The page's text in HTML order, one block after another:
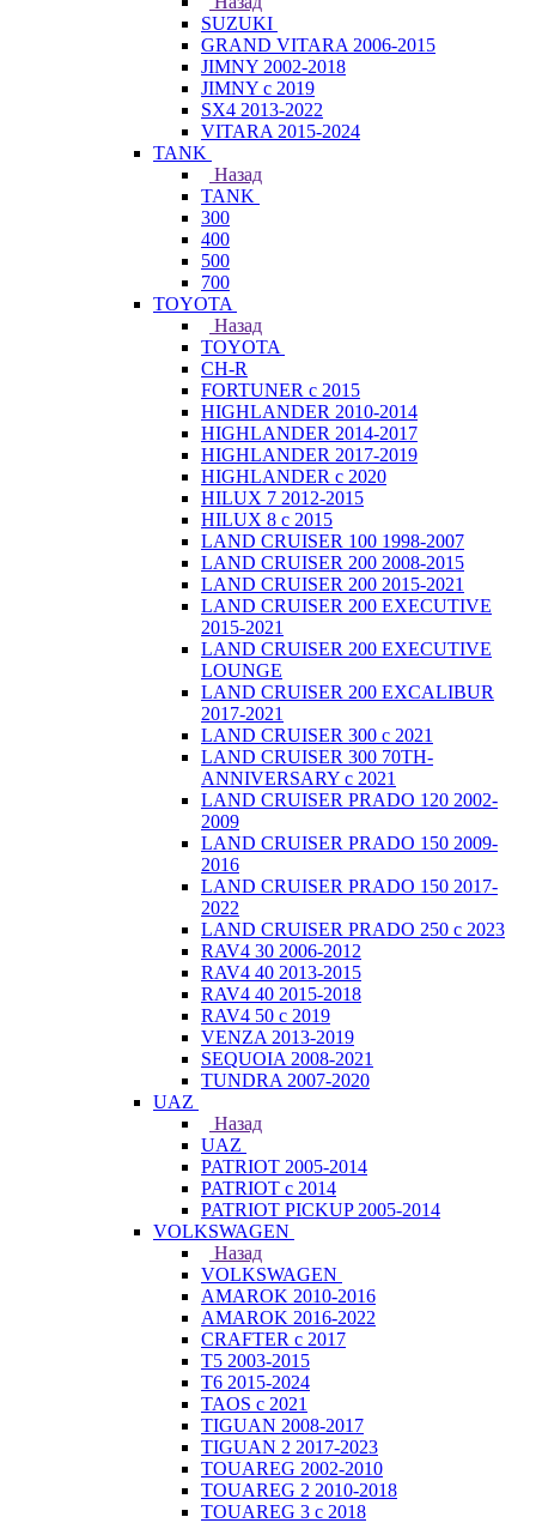
SUZUKI
GRAND VITARA 2006-2015
JIMNY 2002-2018
JIMNY с 2019
SX4 2013-2022
VITARA 2015-2024
TANK
Назад
TANK
300
400
500
700
TOYOTA
Назад
TOYOTA
CH-R
FORTUNER с 2015
HIGHLANDER 2010-2014
HIGHLANDER 2014-2017
HIGHLANDER 2017-2019
HIGHLANDER с 2020
HILUX 7 2012-2015
HILUX 8 с 2015
LAND CRUISER 100 1998-2007
LAND CRUISER 200 2008-2015
LAND CRUISER 200 2015-2021
LAND CRUISER 200 EXECUTIVE
2015-2021
LAND CRUISER 200 EXECUTIVE
LOUNGE
LAND CRUISER 200 EXCALIBUR
2017-2021
LAND CRUISER 300 с 2021
LAND CRUISER 300 70TH-
ANNIVERSARY с 2021
LAND CRUISER PRADO 120 2002-
2009
LAND CRUISER PRADO 150 2009-
2016
LAND CRUISER PRADO 150 2017-
2022
LAND CRUISER PRADO 250 с 2023
RAV4 30 2006-2012
RAV4 40 2013-2015
RAV4 40 2015-2018
RAV4 50 с 2019
VENZA 2013-2019
SEQUOIA 2008-2021
TUNDRA 2007-2020
UAZ
Назад
UAZ
PATRIOT 2005-2014
PATRIOT с 2014
PATRIOT PICKUP 2005-2014
VOLKSWAGEN
Назад
VOLKSWAGEN
AMAROK 2010-2016
AMAROK 2016-2022
CRAFTER с 2017
T5 2003-2015
T6 2015-2024
TAOS с 2021
TIGUAN 2008-2017
TIGUAN 2 2017-2023
TOUAREG 2002-2010
TOUAREG 2 2010-2018
TOUAREG 3 с 2018